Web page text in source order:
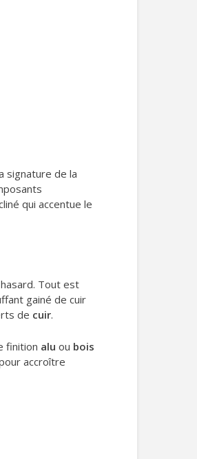
signature de la
qui accentue le
hasard. Tout est
gainé de cuir
de cuir.
finition alu ou bois
accroître